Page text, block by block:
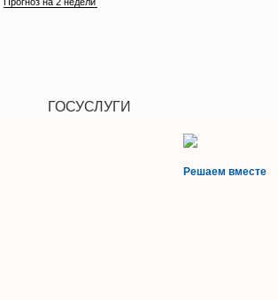
ГОСУСЛУГИ
Решаем вместе